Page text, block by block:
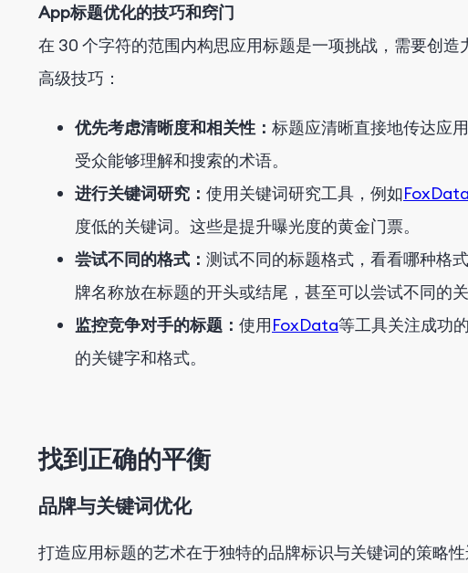
App标题优化的技巧和窍门
在 30 个字符的范围内构思应用标题是一项挑战，需要创
高级技巧：
优先考虑清晰度和相关性： 标题应清晰直接地传达应
受众能够理解和搜索的术语。
进行关键词研究： 使用关键词研究工具，例如
度低的关键词。这些是提升曝光度的黄金门票。
尝试不同的格式： 测试不同的标题格式，看看哪种格
牌名称放在标题的开头或结尾，甚至可以尝试不同的关
监控竞争对手的标题： 使用FoxData等工具关注成功
的关键字和格式。
找到正确的平衡
品牌与关键词优化
打造应用标题的艺术在于独特的品牌标识与关键词的策略